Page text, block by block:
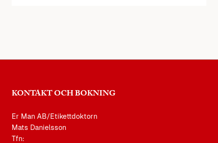
KONTAKT OCH BOKNING
Er Man AB/Etikettdoktorn
Mats Danielsson
Tfn: